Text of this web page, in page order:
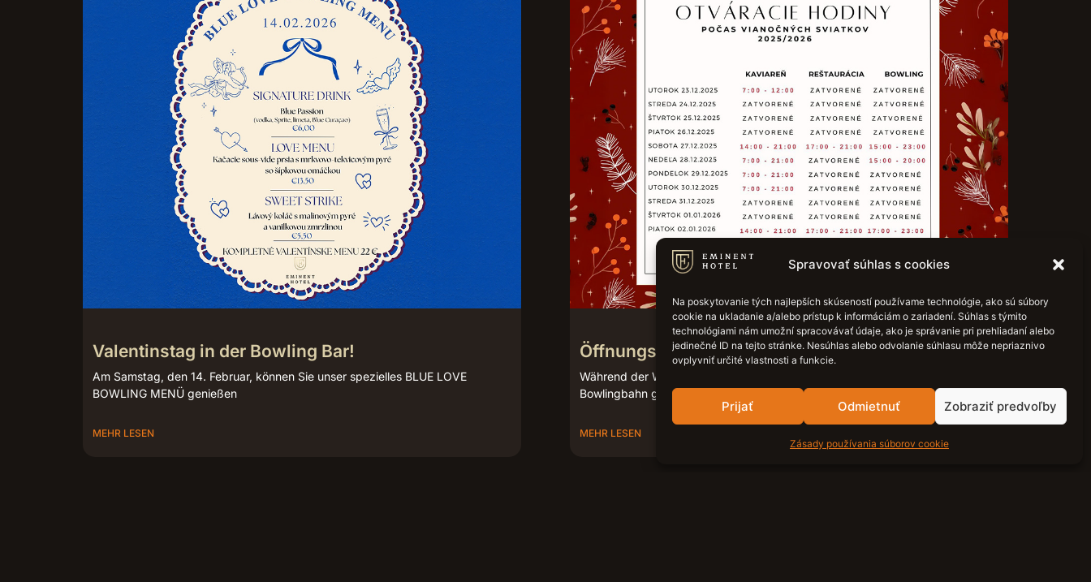
Spravovať súhlas s cookies
Na poskytovanie tých najlepších skúseností používame technológie, ako sú súbory
cookie na ukladanie a/alebo prístup k informáciám o zariadení. Súhlas s týmito
technológiami nám umožní spracovávať údaje, ako je správanie pri prehliadaní alebo
jedinečné ID na tejto stránke. Nesúhlas alebo odvolanie súhlasu môže nepriaznivo
ovplyvniť určité vlastnosti a funkcie.
Prijať Odmietnuť Zobraziť predvoľby
Zásady používania súborov cookie
Valentinstag in der Bowling Bar!
Am Samstag, den 14. Februar, können Sie unser spezielles BLUE LOVE
BOWLING MENÜ genießen
MEHR LESEN
Öffnungszeiten über Weihnachten – Hotel Eminent
Während der Weihnachtsfeiertage gelten für unser Hotel, Café und unsere
Bowlingbahn geänderte Öffnungszeiten.
MEHR LESEN